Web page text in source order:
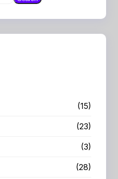
(15)
(23)
(3)
(28)